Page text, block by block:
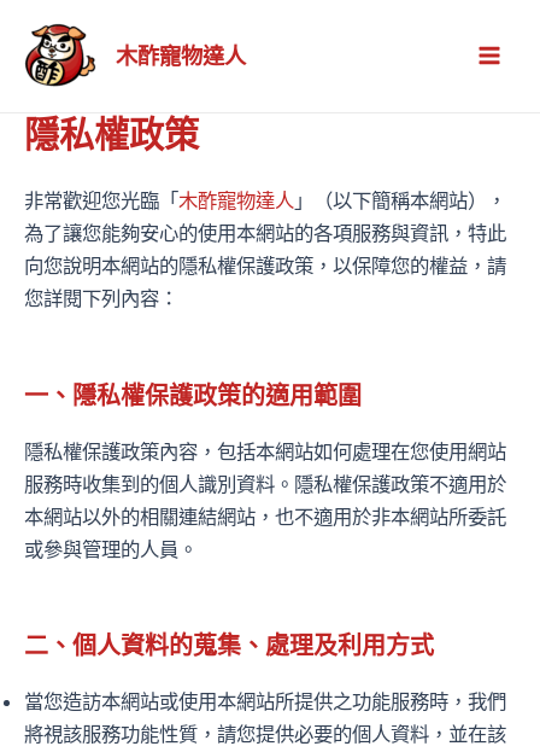
木酢寵物達人
隱私權政策
非常歡迎您光臨「木酢寵物達人 」（以下簡稱本網站），
為了讓您能夠安心的使用本網站的各項服務與資訊，特此
向您說明本網站的隱私權保護政策，以保障您的權益，請
您詳閱下列內容：
一、隱私權保護政策的適用範圍
隱私權保護政策內容，包括本網站如何處理在您使用網站
服務時收集到的個人識別資料。隱私權保護政策不適用於
本網站以外的相關連結網站，也不適用於非本網站所委託
或參與管理的人員。
二、個人資料的蒐集、處理及利用方式
當您造訪本網站或使用本網站所提供之功能服務時，我們
將視該服務功能性質，請您提供必要的個人資料，並在該